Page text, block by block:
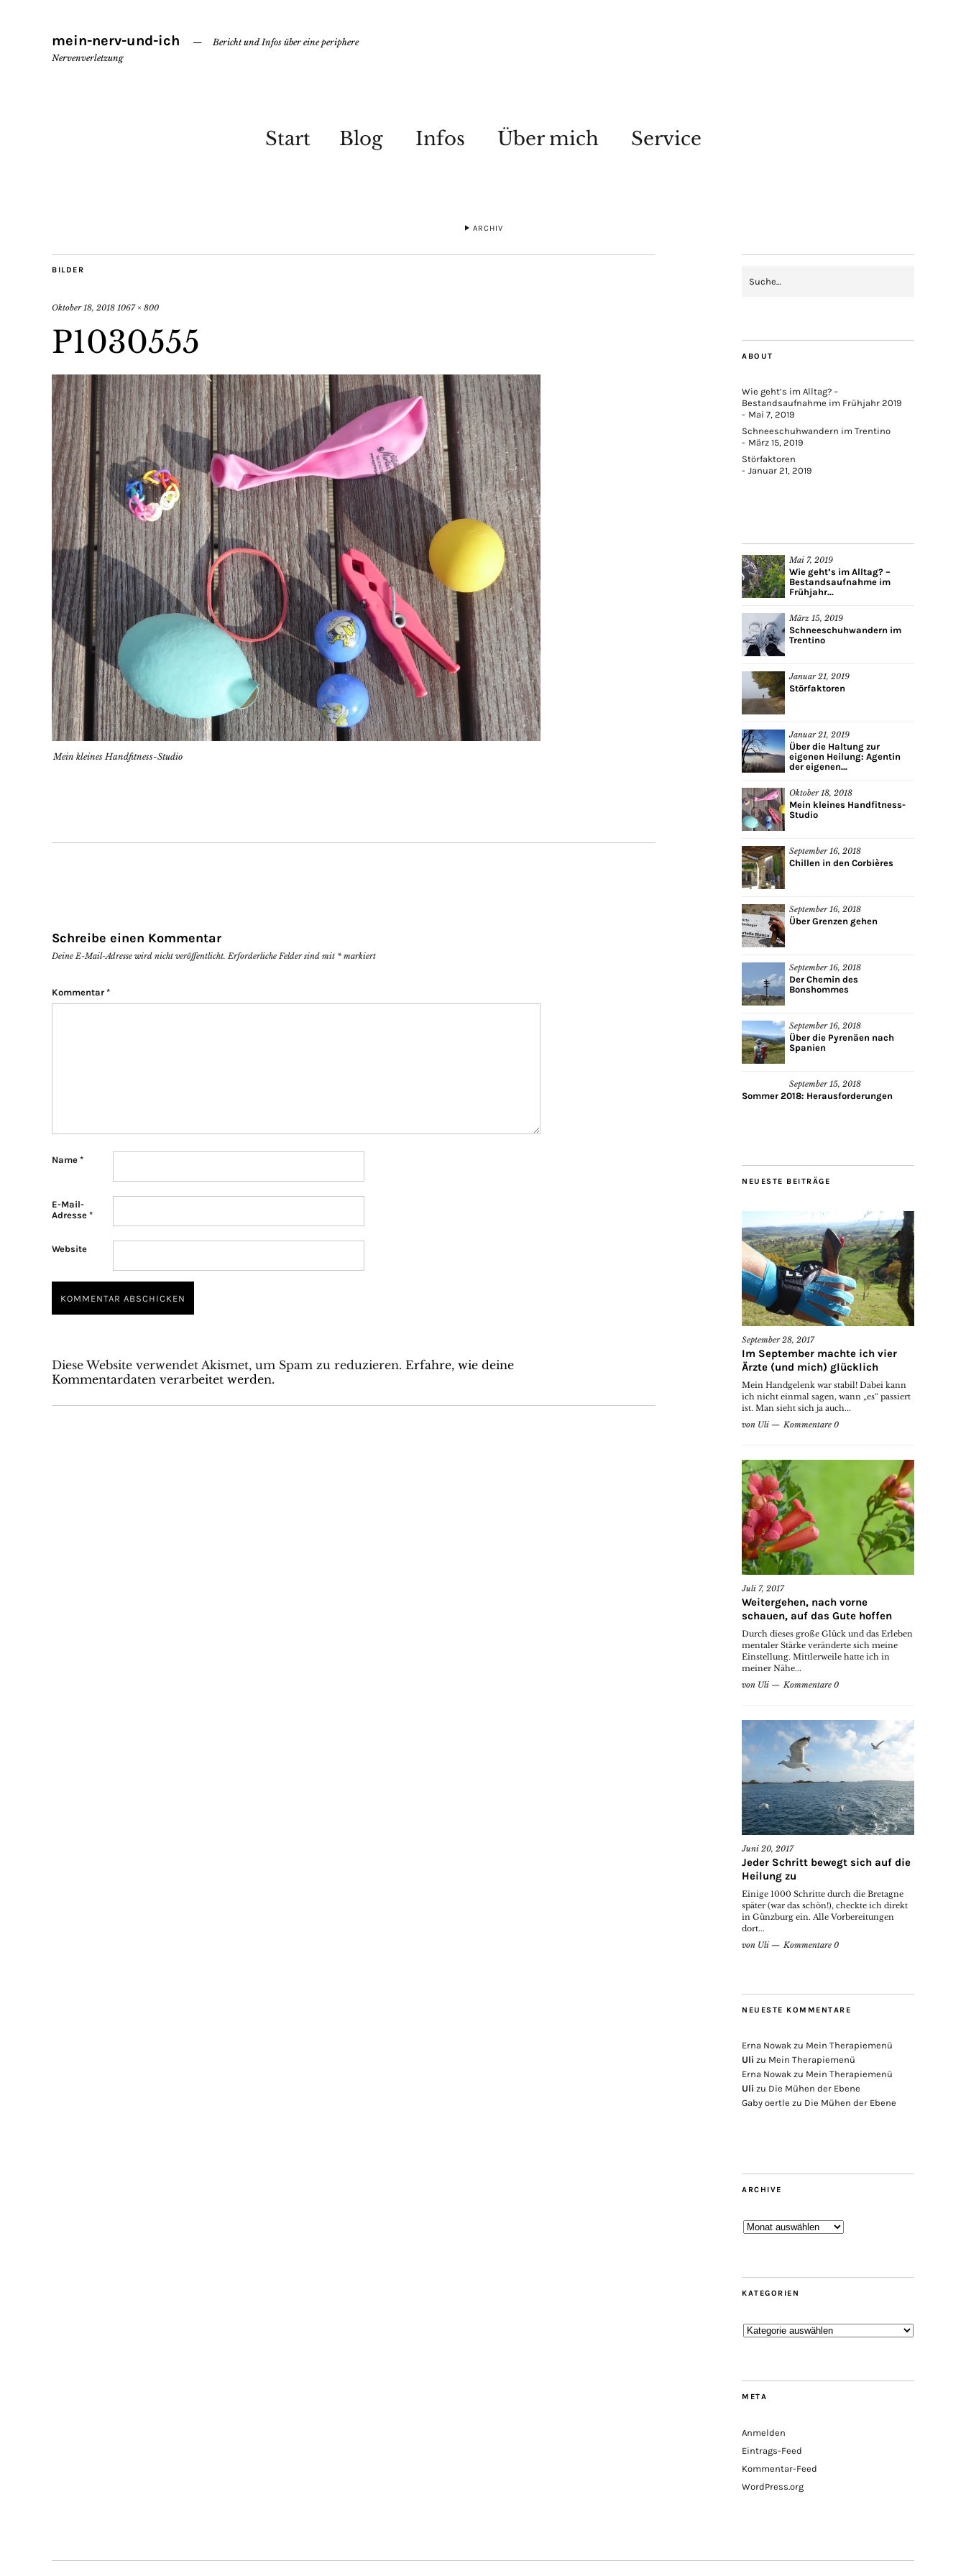
mein-nerv-und-ich
Bericht und Infos über eine periphere
Nervenverletzung
Start Blog Infos Über mich Service
ARCHIV
BILDER
Oktober 18, 2018 1067 × 800
P1030555
Mein kleines Handfitness-Studio
Schreibe einen Kommentar
Deine E-Mail-Adresse wird nicht veröffentlicht. Erforderliche Felder sind mit * markiert
Kommentar *
Name *
E-Mail-
Adresse *
Website
Diese Website verwendet Akismet, um Spam zu reduzieren. Erfahre, wie deine
Kommentardaten verarbeitet werden.
ABOUT
Wie geht’s im Alltag? –
Bestandsaufnahme im Frühjahr 2019
Mai 7, 2019
Schneeschuhwandern im Trentino
März 15, 2019
Störfaktoren
Januar 21, 2019
Mai 7, 2019
Wie geht’s im Alltag? –
Bestandsaufnahme im
Frühjahr...
März 15, 2019
Schneeschuhwandern im
Trentino
Januar 21, 2019
Störfaktoren
Januar 21, 2019
Über die Haltung zur
eigenen Heilung: Agentin
der eigenen...
Oktober 18, 2018
Mein kleines Handfitness-
Studio
September 16, 2018
Chillen in den Corbières
September 16, 2018
Über Grenzen gehen
September 16, 2018
Der Chemin des
Bonshommes
September 16, 2018
Über die Pyrenäen nach
Spanien
September 15, 2018
Sommer 2018: Herausforderungen
NEUESTE BEITRÄGE
September 28, 2017
Im September machte ich vier
Ärzte (und mich) glücklich
Mein Handgelenk war stabil! Dabei kann
ich nicht einmal sagen, wann „es“ passiert
ist. Man sieht sich ja auch...
von Uli Kommentare 0
Juli 7, 2017
Weitergehen, nach vorne
schauen, auf das Gute hoffen
Durch dieses große Glück und das Erleben
mentaler Stärke veränderte sich meine
Einstellung. Mittlerweile hatte ich in
meiner Nähe...
von Uli Kommentare 0
Juni 20, 2017
Jeder Schritt bewegt sich auf die
Heilung zu
Einige 1000 Schritte durch die Bretagne
später (war das schön!), checkte ich direkt
in Günzburg ein. Alle Vorbereitungen
dort...
von Uli Kommentare 0
NEUESTE KOMMENTARE
Erna Nowak zu Mein Therapiemenü
Uli zu Mein Therapiemenü
Erna Nowak zu Mein Therapiemenü
Uli zu Die Mühen der Ebene
Gaby oertle zu Die Mühen der Ebene
ARCHIVE
Archive
KATEGORIEN
Kategorien
META
Anmelden
Eintrags-Feed
Kommentar-Feed
WordPress.org